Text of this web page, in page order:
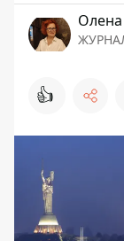
Олена
👍